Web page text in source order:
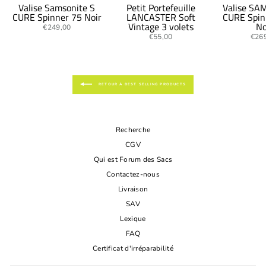
Valise Samsonite S
CURE Spinner 75 Noir
€249,00
Petit Portefeuille
LANCASTER Soft
Vintage 3 volets
€55,00
Valise
CURE
RETOUR À BEST SELLING PRODUCTS
Recherche
CGV
Qui est Forum des Sacs
Contactez-nous
Livraison
SAV
Lexique
FAQ
Certificat d'irréparabilité